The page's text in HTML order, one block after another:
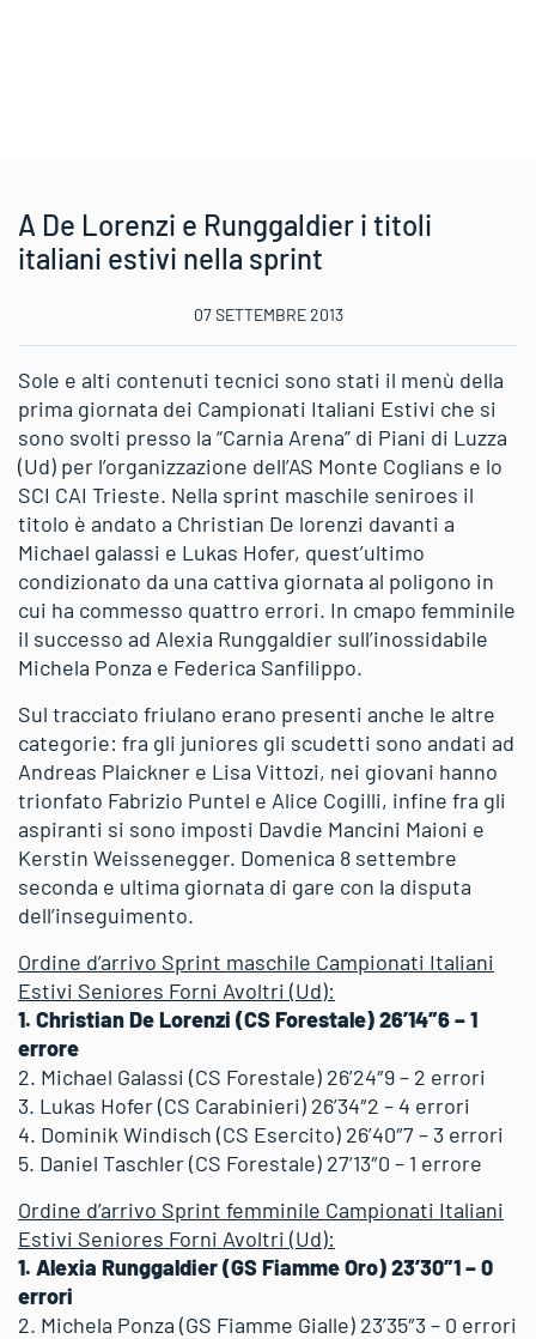
A De Lorenzi e Runggaldier i titoli
italiani estivi nella sprint
07 SETTEMBRE 2013
Sole e alti contenuti tecnici sono stati il menù della
prima giornata dei Campionati Italiani Estivi che si
sono svolti presso la “Carnia Arena” di Piani di Luzza
(Ud) per l’organizzazione dell’AS Monte Coglians e lo
SCI CAI Trieste. Nella sprint maschile seniroes il
titolo è andato a Christian De lorenzi davanti a
Michael galassi e Lukas Hofer, quest’ultimo
condizionato da una cattiva giornata al poligono in
cui ha commesso quattro errori. In cmapo femminile
il successo ad Alexia Runggaldier sull’inossidabile
Michela Ponza e Federica Sanfilippo.
Sul tracciato friulano erano presenti anche le altre
categorie: fra gli juniores gli scudetti sono andati ad
Andreas Plaickner e Lisa Vittozi, nei giovani hanno
trionfato Fabrizio Puntel e Alice Cogilli, infine fra gli
aspiranti si sono imposti Davdie Mancini Maioni e
Kerstin Weissenegger. Domenica 8 settembre
seconda e ultima giornata di gare con la disputa
dell’inseguimento.
Ordine d’arrivo Sprint maschile Campionati Italiani
Estivi Seniores Forni Avoltri (Ud):
1. Christian De Lorenzi (CS Forestale) 26’14″6 – 1
errore
2. Michael Galassi (CS Forestale) 26’24″9 – 2 errori
3. Lukas Hofer (CS Carabinieri) 26’34″2 – 4 errori
4. Dominik Windisch (CS Esercito) 26’40″7 – 3 errori
5. Daniel Taschler (CS Forestale) 27’13″0 – 1 errore
Ordine d’arrivo Sprint femminile Campionati Italiani
Estivi Seniores Forni Avoltri (Ud):
1. Alexia Runggaldier (GS Fiamme Oro) 23’30″1 – 0
errori
2. Michela Ponza (GS Fiamme Gialle) 23’35″3 – 0 errori